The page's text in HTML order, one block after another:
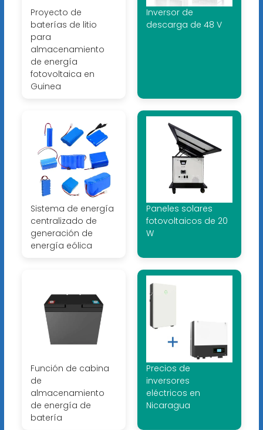
Proyecto de
baterías de litio
para
almacenamiento
de energía
fotovoltaica en
Guinea
Inversor de
descarga de 48 V
Sistema de energía
centralizado de
generación de
energía eólica
Paneles solares
fotovoltaicos de 20
W
Función de cabina
de
almacenamiento
de energía de
batería
Precios de
inversores
eléctricos en
Nicaragua